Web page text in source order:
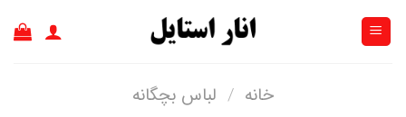
خانه / لباس بچگانه